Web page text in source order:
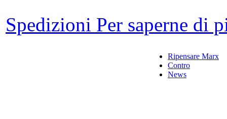
Spedizioni Per saperne di
Ripensare Marx
Contro
News